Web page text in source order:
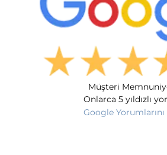
Müşteri
Onlarca 5 yıldızlı
Google Yorumlarını